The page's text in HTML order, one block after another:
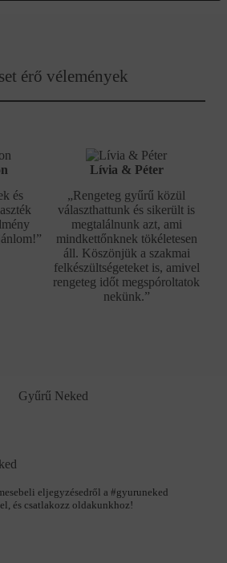
érő vélemények
és
Lívia & Péter
„Rengeteg gyűrű közül
választhattunk és sikerült is
megtalálnunk azt, ami
mindkettőnknek tökéletesen
áll. Köszönjük a szakmai
felkészültségeteket is, amivel
rengeteg időt megspóroltatok
nekünk.”
eljegyzésedről a #gyuruneked
és csatlakozz oldakunkhoz!